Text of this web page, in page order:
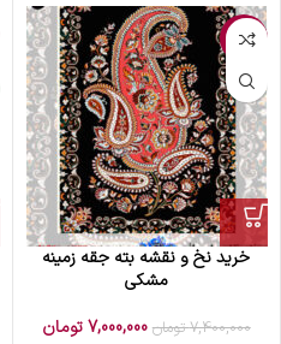
-5%
خرید نخ و نقشه بته جقه زمینه
مشکی
7,400,000 تومان 7,000,000 تومان